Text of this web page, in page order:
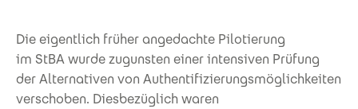
Die eigentlich früher angedachte Pilotierung
im StBA wurde zugunsten einer intensiven Prüfung
der Alternativen von Authentifizierungsmöglichkeiten
verschoben. Diesbezüglich waren